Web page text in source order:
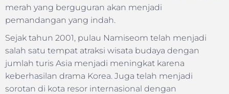
merah yang berguguran akan menjadi
pemandangan yang indah.
Sejak tahun 2001, pulau Namiseom telah menjadi
salah satu tempat atraksi wisata budaya dengan
jumlah turis Asia menjadi meningkat karena
keberhasilan drama Korea. Juga telah menjadi
sorotan di kota resor internasional dengan